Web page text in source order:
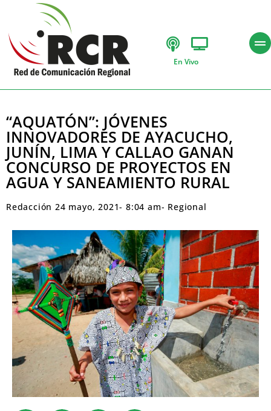
En Vivo
“AQUATÓN”: JÓVENES
INNOVADORES DE AYACUCHO,
JUNÍN, LIMA Y CALLAO GANAN
CONCURSO DE PROYECTOS EN
AGUA Y SANEAMIENTO RURAL
Redacción 24 mayo, 2021- 8:04 am- Regional